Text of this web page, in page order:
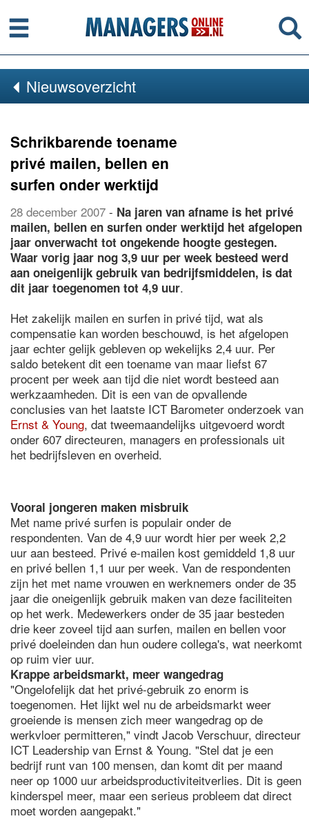
Menu
Nieuwsoverzicht
Schrikbarende toename
privé mailen, bellen en
surfen onder werktijd
28 december 2007 - Na jaren van afname is het privé
mailen, bellen en surfen onder werktijd het afgelopen
jaar onverwacht tot ongekende hoogte gestegen.
Waar vorig jaar nog 3,9 uur per week besteed werd
aan oneigenlijk gebruik van bedrijfsmiddelen, is dat
dit jaar toegenomen tot 4,9 uur.
Het zakelijk mailen en surfen in privé tijd, wat als
compensatie kan worden beschouwd, is het afgelopen
jaar echter gelijk gebleven op wekelijks 2,4 uur. Per
saldo betekent dit een toename van maar liefst 67
procent per week aan tijd die niet wordt besteed aan
werkzaamheden. Dit is een van de opvallende
conclusies van het laatste ICT Barometer onderzoek van
Ernst & Young, dat tweemaandelijks uitgevoerd wordt
onder 607 directeuren, managers en professionals uit
het bedrijfsleven en overheid.
Vooral jongeren maken misbruik
Met name privé surfen is populair onder de
respondenten. Van de 4,9 uur wordt hier per week 2,2
uur aan besteed. Privé e-mailen kost gemiddeld 1,8 uur
en privé bellen 1,1 uur per week. Van de respondenten
zijn het met name vrouwen en werknemers onder de 35
jaar die oneigenlijk gebruik maken van deze faciliteiten
op het werk. Medewerkers onder de 35 jaar besteden
drie keer zoveel tijd aan surfen, mailen en bellen voor
privé doeleinden dan hun oudere collega's, wat neerkomt
op ruim vier uur.
Krappe arbeidsmarkt, meer wangedrag
"Ongelofelijk dat het privé-gebruik zo enorm is
toegenomen. Het lijkt wel nu de arbeidsmarkt weer
groeiende is mensen zich meer wangedrag op de
werkvloer permitteren," vindt Jacob Verschuur, directeur
ICT Leadership van Ernst & Young. "Stel dat je een
bedrijf runt van 100 mensen, dan komt dit per maand
neer op 1000 uur arbeidsproductiviteitverlies. Dit is geen
kinderspel meer, maar een serieus probleem dat direct
moet worden aangepakt."